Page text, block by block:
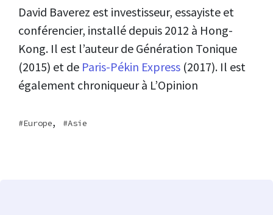
David Baverez est investisseur, essayiste et
conférencier, installé depuis 2012 à Hong-
Kong. Il est l’auteur de Génération Tonique
(2015) et de Paris-Pékin Express (2017). Il est
également chroniqueur à L’Opinion
Europe, Asie